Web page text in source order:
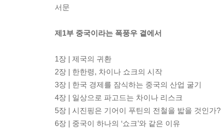
서문
제1부 중국이라는 폭풍우 곁에서
1장 | 제국의 귀환
2장 | 한한령, 차이나 쇼크의 시작
3장 | 한국 경제를 잠식하는 중국의 산업 굴기
4장 | 일상으로 파고드는 차이나 리스크
5장 | 시진핑은 기어이 푸틴의 전철을 밟을 것인가?
6장 | 중국이 하나의 ‘쇼크’와 같은 이유